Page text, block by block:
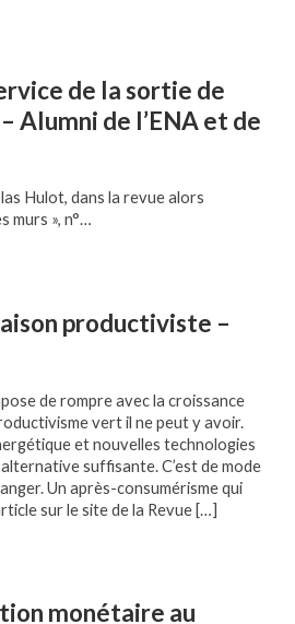
de la sortie de
Alumni de l’ENA et de
Hulot, dans la revue alors
murs », n°…
productiviste –
de rompre avec la croissance
vert il ne peut y avoir.
et nouvelles technologies
suffisante. C’est de mode
Un après-consumérisme qui
sur le site de la Revue […]
monétaire au